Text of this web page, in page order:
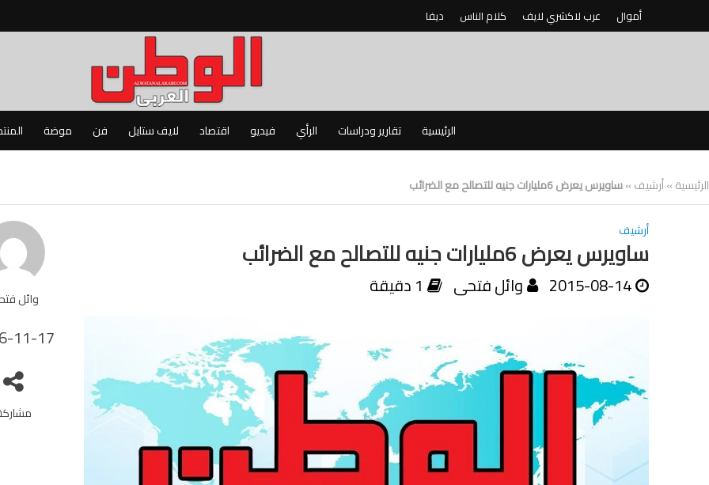
أموال عرب لاكشري لايف كلام الناس ديفا
الرئيسية تقارير ودراسات الرأي فيديو اقتصاد لايف ستايل فن موضة
الرئيسية»أرشيف»ساويرس يعرض 6مليارات جنيه للتصالح مع الضرائب
وائل
11-17
أرشيف
ساويرس يعرض 6مليارات جنيه للتصالح مع الضرائب
2015-08-14 وائل فتحى 1 دقيقة